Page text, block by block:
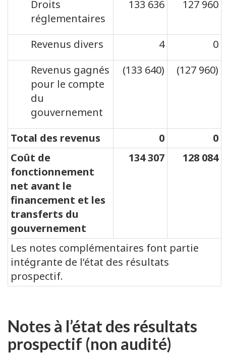
Droits
réglementaires
133 636 127 960
Revenus divers 4
0
Revenus gagnés
pour le compte
du
gouvernement
(133 640) (127 960)
Total des revenus 0
0
Coût de
fonctionnement
net avant le
financement et les
transferts du
gouvernement
134 307 128 084
Les notes complémentaires font partie
intégrante de l’état des résultats
prospectif.
Notes à l’état des résultats
prospectif (non audité)